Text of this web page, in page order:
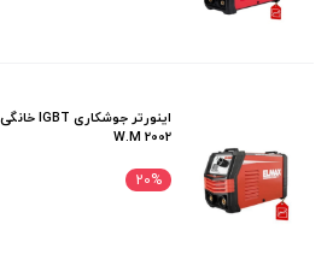
W.M 2002
20%